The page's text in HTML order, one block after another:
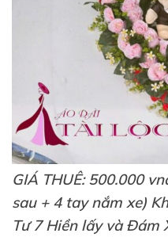
GIÁ THUÊ: 500.000
sau + 4 tay nắm xe)
Tư 7 Hiền lấy và Đám